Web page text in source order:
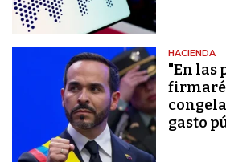
HACIENDA
"En las
firmaré
gasto